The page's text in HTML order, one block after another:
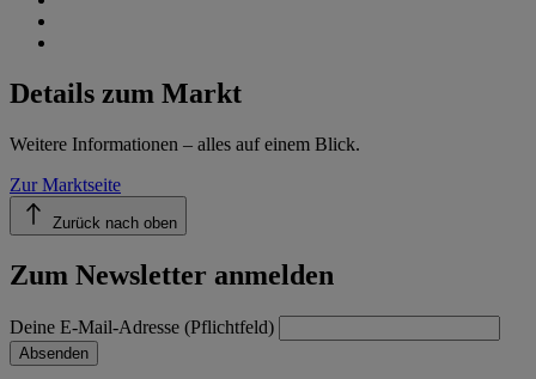
Details zum Markt
Weitere Informationen – alles auf einem Blick.
Zur Marktseite
Zurück nach oben
Zum Newsletter anmelden
Deine E-Mail-Adresse (Pflichtfeld)
Absenden